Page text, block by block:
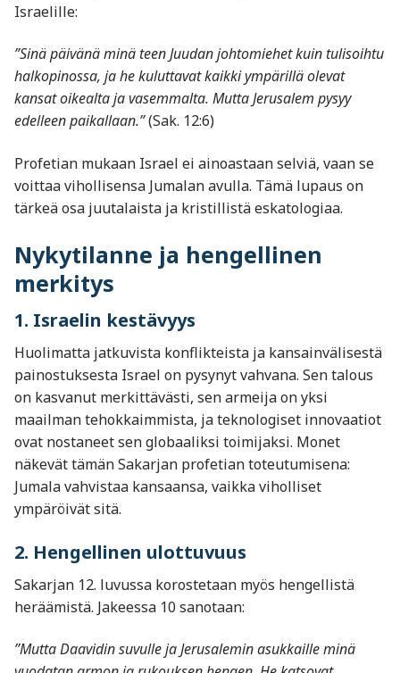
Israelille:
”Sinä päivänä minä teen Juudan johtomiehet kuin tulisoihtu
halkopinossa, ja he kuluttavat kaikki ympärillä olevat
kansat oikealta ja vasemmalta. Mutta Jerusalem pysyy
edelleen paikallaan.”(Sak. 12:6)
Profetian mukaan Israel ei ainoastaan selviä, vaan se
voittaa vihollisensa Jumalan avulla. Tämä lupaus on
tärkeä osa juutalaista ja kristillistä eskatologiaa.
Nykytilanne ja hengellinen
merkitys
1. Israelin kestävyys
Huolimatta jatkuvista konflikteista ja kansainvälisestä
painostuksesta Israel on pysynyt vahvana. Sen talous
on kasvanut merkittävästi, sen armeija on yksi
maailman tehokkaimmista, ja teknologiset innovaatiot
ovat nostaneet sen globaaliksi toimijaksi. Monet
näkevät tämän Sakarjan profetian toteutumisena:
Jumala vahvistaa kansaansa, vaikka viholliset
ympäröivät sitä.
2. Hengellinen ulottuvuus
Sakarjan 12. luvussa korostetaan myös hengellistä
heräämistä. Jakeessa 10 sanotaan:
”Mutta Daavidin suvulle ja Jerusalemin asukkaille minä